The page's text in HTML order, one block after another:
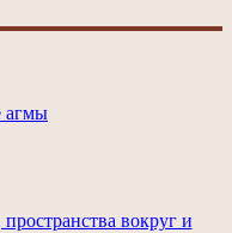
агмы
вокруг и